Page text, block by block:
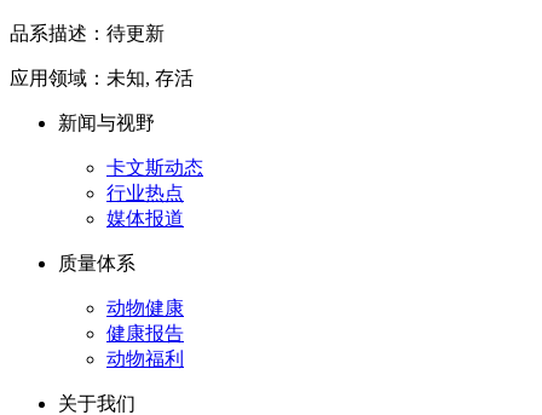
品系描述：待更新
应用领域：未知, 存活
新闻与视野
卡文斯动态
行业热点
媒体报道
质量体系
动物健康
健康报告
动物福利
关于我们